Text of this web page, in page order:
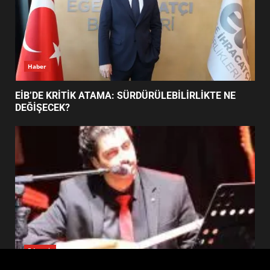
4
FİNALİNDE NE BAŞARDI?
5
BALIKESİR MÜZELERİNDE SÜRE
6
BURHANİYE SATRANÇ
TURNUVASI KAYITLARI NEYİ
DEĞİŞTİRİYOR?
7
BURHANİYE BELEDİYESPOR’DA
YENİ YÖNETİM NASIL
ŞEKİLLENDİ?
Haber
EİB’DE KRİTİK ATAMA: SÜRDÜRÜLEBİLİRLİKTE NE
DEĞİŞECEK?